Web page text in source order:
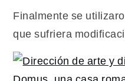
Finalmente se
que sufriera